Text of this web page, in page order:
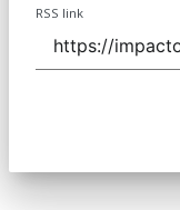
RSS link